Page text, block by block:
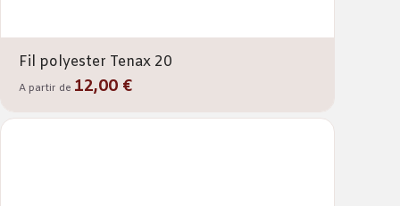
Fil polyester Tenax 20
A partir de 12,00 €